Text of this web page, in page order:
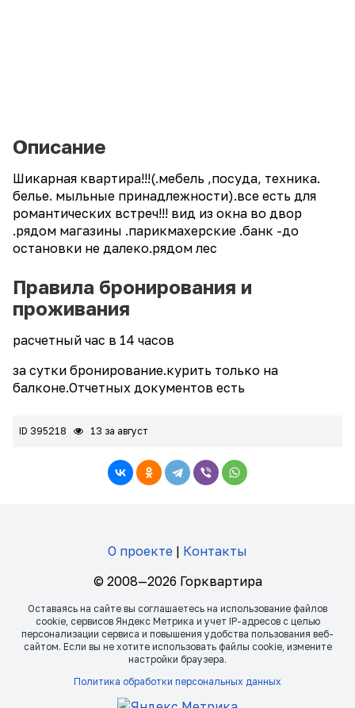
Описание
Шикарная квартира!!!(.мебель ,посуда, техника.
белье. мыльные принадлежности).все есть для
романтических встреч!!! вид из окна во двор
.рядом магазины .парикмахерские .банк -до
остановки не далеко.рядом лес
Правила бронирования и
проживания
расчетный час в 14 часов
за сутки бронирование.курить только на
балконе.Отчетных документов есть
ID 395218 13 за август
О проекте | Контакты
© 2008—2026 Горквартира
Оставаясь на сайте вы соглашаетесь на использование файлов
сookie, сервисов Яндекс Метрика и учет IP-адресов с целью
персонализации сервиса и повышения удобства пользования веб-
сайтом. Если вы не хотите использовать файлы сookie, измените
настройки браузера.
Политика обработки персональных данных